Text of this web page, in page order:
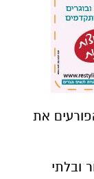
את
ובלתי